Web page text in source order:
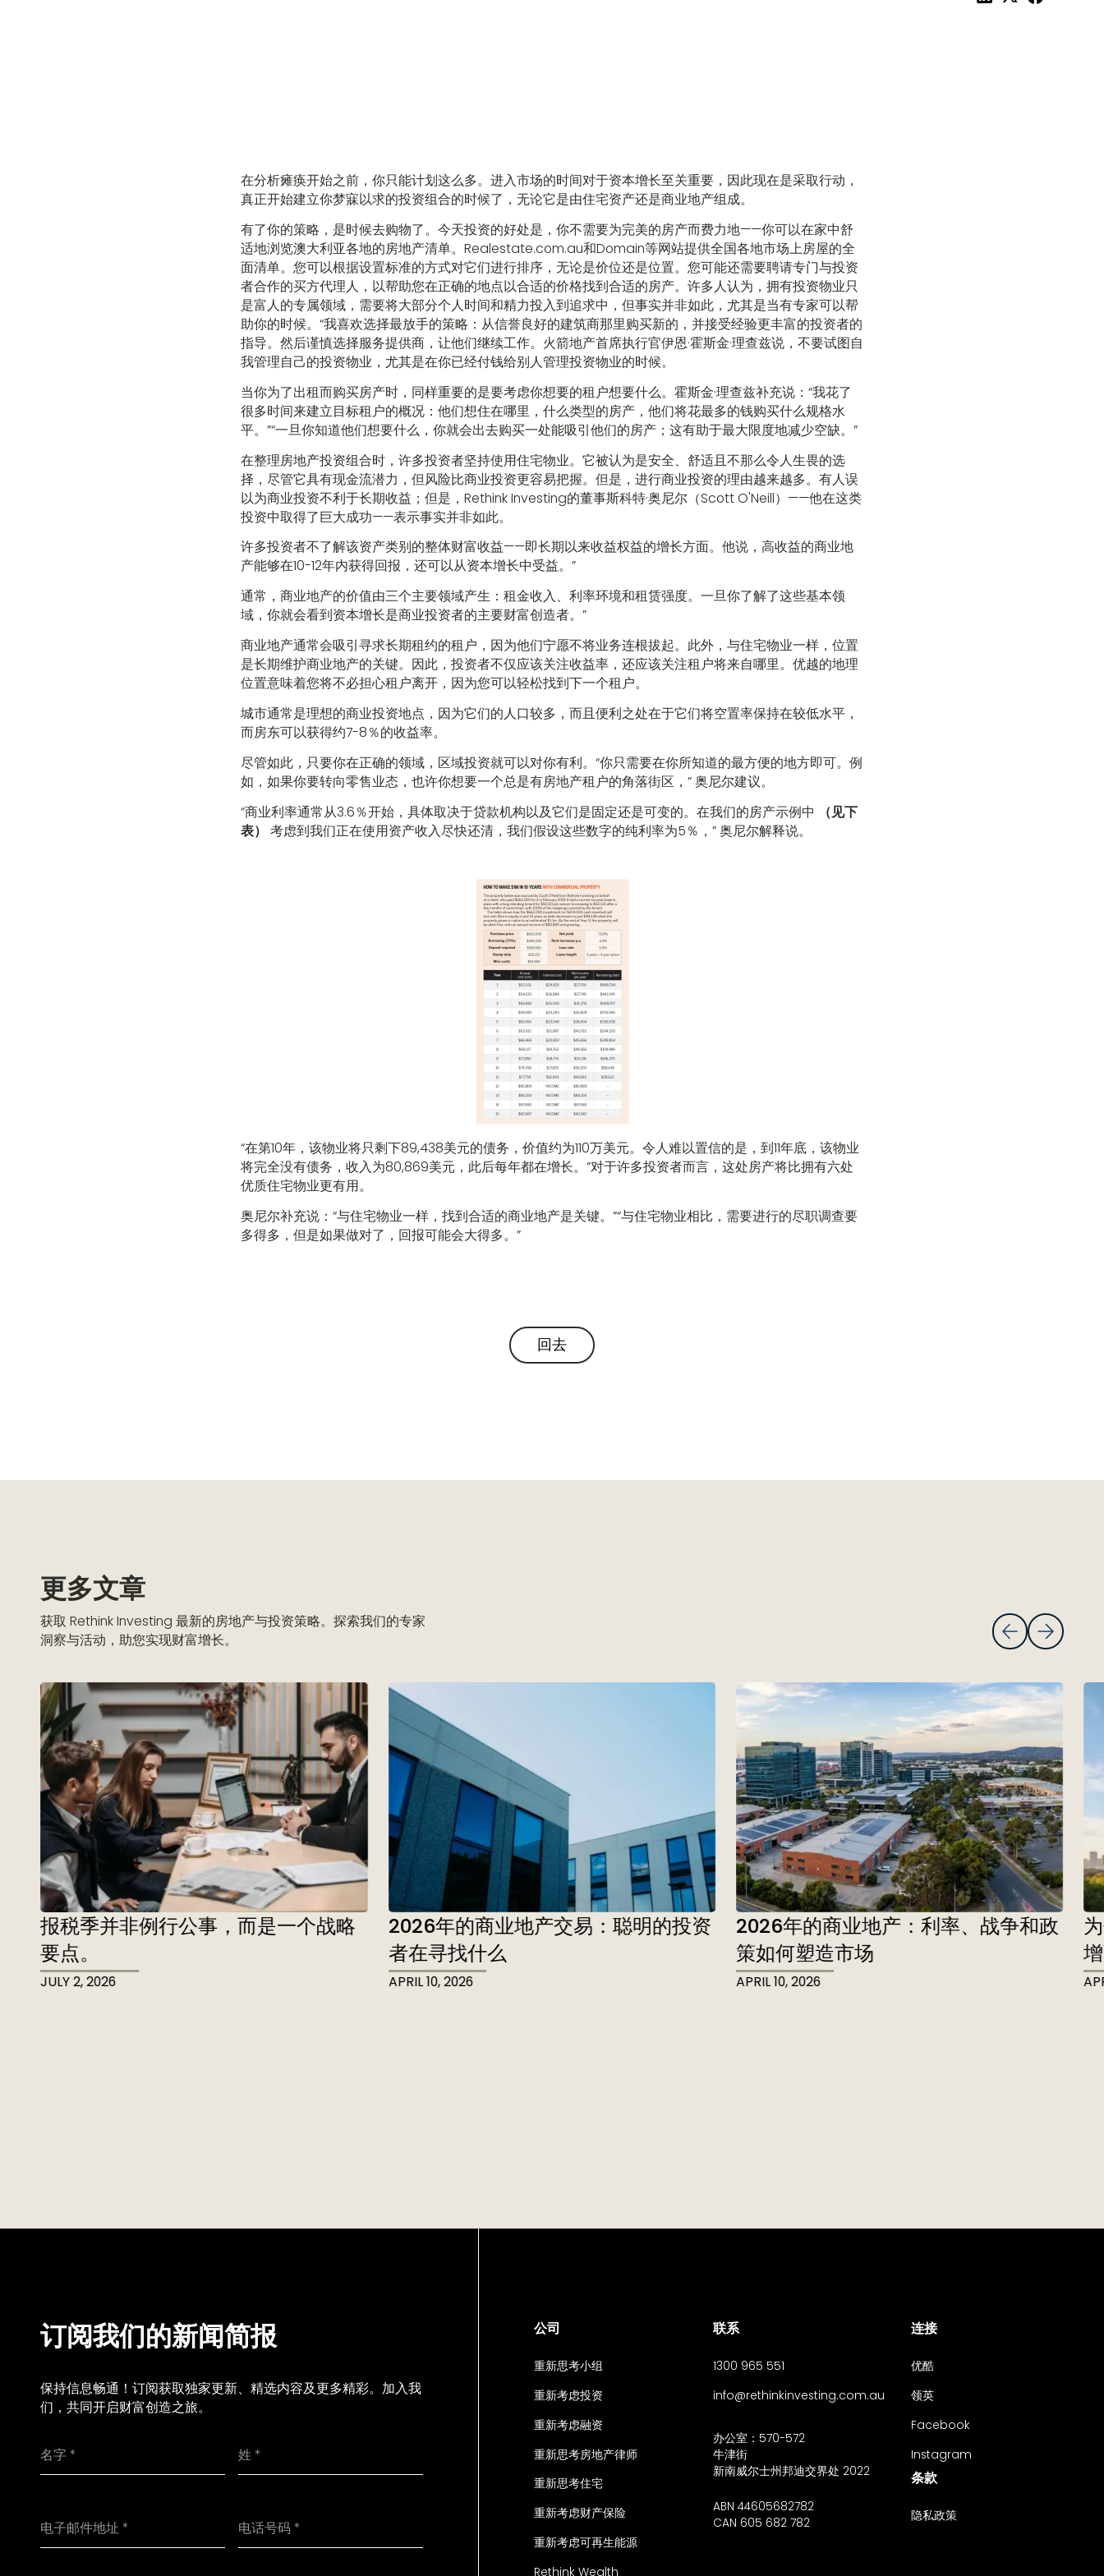
在分析瘫痪开始之前，你只能计划这么多。进入市场的时间对于资本增长至关重要，因此现在是采取行动，
真正开始建立你梦寐以求的投资组合的时候了，无论它是由住宅资产还是商业地产组成。
有了你的策略，是时候去购物了。今天投资的好处是，你不需要为完美的房产而费力地——你可以在家中舒
适地浏览澳大利亚各地的房地产清单。Realestate.com.au和Domain等网站提供全国各地市场上房屋的全
面清单。您可以根据设置标准的方式对它们进行排序，无论是价位还是位置。您可能还需要聘请专门与投资
者合作的买方代理人，以帮助您在正确的地点以合适的价格找到合适的房产。许多人认为，拥有投资物业只
是富人的专属领域，需要将大部分个人时间和精力投入到追求中，但事实并非如此，尤其是当有专家可以帮
助你的时候。“我喜欢选择最放手的策略：从信誉良好的建筑商那里购买新的，并接受经验更丰富的投资者的
指导。然后谨慎选择服务提供商，让他们继续工作。火箭地产首席执行官伊恩·霍斯金·理查兹说，不要试图自
我管理自己的投资物业，尤其是在你已经付钱给别人管理投资物业的时候。
当你为了出租而购买房产时，同样重要的是要考虑你想要的租户想要什么。霍斯金·理查兹补充说：“我花了
很多时间来建立目标租户的概况：他们想住在哪里，什么类型的房产，他们将花最多的钱购买什么规格水
平。”“一旦你知道他们想要什么，你就会出去购买一处能吸引他们的房产；这有助于最大限度地减少空缺。”
在整理房地产投资组合时，许多投资者坚持使用住宅物业。它被认为是安全、舒适且不那么令人生畏的选
择，尽管它具有现金流潜力，但风险比商业投资更容易把握。但是，进行商业投资的理由越来越多。有人误
以为商业投资不利于长期收益；但是，Rethink Investing的董事斯科特·奥尼尔（Scott O'Neill）——他在这类
投资中取得了巨大成功——表示事实并非如此。
许多投资者不了解该资产类别的整体财富收益——即长期以来收益权益的增长方面。他说，高收益的商业地
产能够在10-12年内获得回报，还可以从资本增长中受益。”
通常，商业地产的价值由三个主要领域产生：租金收入、利率环境和租赁强度。一旦你了解了这些基本领
域，你就会看到资本增长是商业投资者的主要财富创造者。”
商业地产通常会吸引寻求长期租约的租户，因为他们宁愿不将业务连根拔起。此外，与住宅物业一样，位置
是长期维护商业地产的关键。因此，投资者不仅应该关注收益率，还应该关注租户将来自哪里。优越的地理
位置意味着您将不必担心租户离开，因为您可以轻松找到下一个租户。
城市通常是理想的商业投资地点，因为它们的人口较多，而且便利之处在于它们将空置率保持在较低水平，
而房东可以获得约7-8％的收益率。
尽管如此，只要你在正确的领域，区域投资就可以对你有利。“你只需要在你所知道的最方便的地方即可。例
如，如果你要转向零售业态，也许你想要一个总是有房地产租户的角落街区，” 奥尼尔建议。
“商业利率通常从3.6％开始，具体取决于贷款机构以及它们是固定还是可变的。在我们的房产示例中 （见下
表） 考虑到我们正在使用资产收入尽快还清，我们假设这些数字的纯利率为5％，” 奥尼尔解释说。
“在第10年，该物业将只剩下89,438美元的债务，价值约为110万美元。令人难以置信的是，到11年底，该物业
将完全没有债务，收入为80,869美元，此后每年都在增长。”对于许多投资者而言，这处房产将比拥有六处
优质住宅物业更有用。
奥尼尔补充说：“与住宅物业一样，找到合适的商业地产是关键。”“与住宅物业相比，需要进行的尽职调查要
多得多，但是如果做对了，回报可能会大得多。”
回去
更多文章
获取 Rethink Investing 最新的房地产与投资策略。探索我们的专家
洞察与活动，助您实现财富增长。
报税季并非例行公事，而是一个战略
要点。
JULY 2, 2026
2026年的商业地产交易：聪明的投资
者在寻找什么
APRIL 10, 2026
2026年的商业地产：利率、战争和政
策如何塑造市场
APRIL 10, 2026
订阅我们的新闻简报
保持信息畅通！订阅获取独家更新、精选内容及更多精彩。加入我
们，共同开启财富创造之旅。
公司
重新思考小组
重新考虑投资
重新考虑融资
重新思考房地产律师
重新思考住宅
重新考虑财产保险
重新考虑可再生能源
Rethink Wealth
联系
1300 965 551
info@rethinkinvesting.com.au
办公室：570-572
牛津街
新南威尔士州邦迪交界处 2022
ABN 44605682782
CAN 605 682 782
连接
优酷
领英
Facebook
Instagram
条款
隐私政策